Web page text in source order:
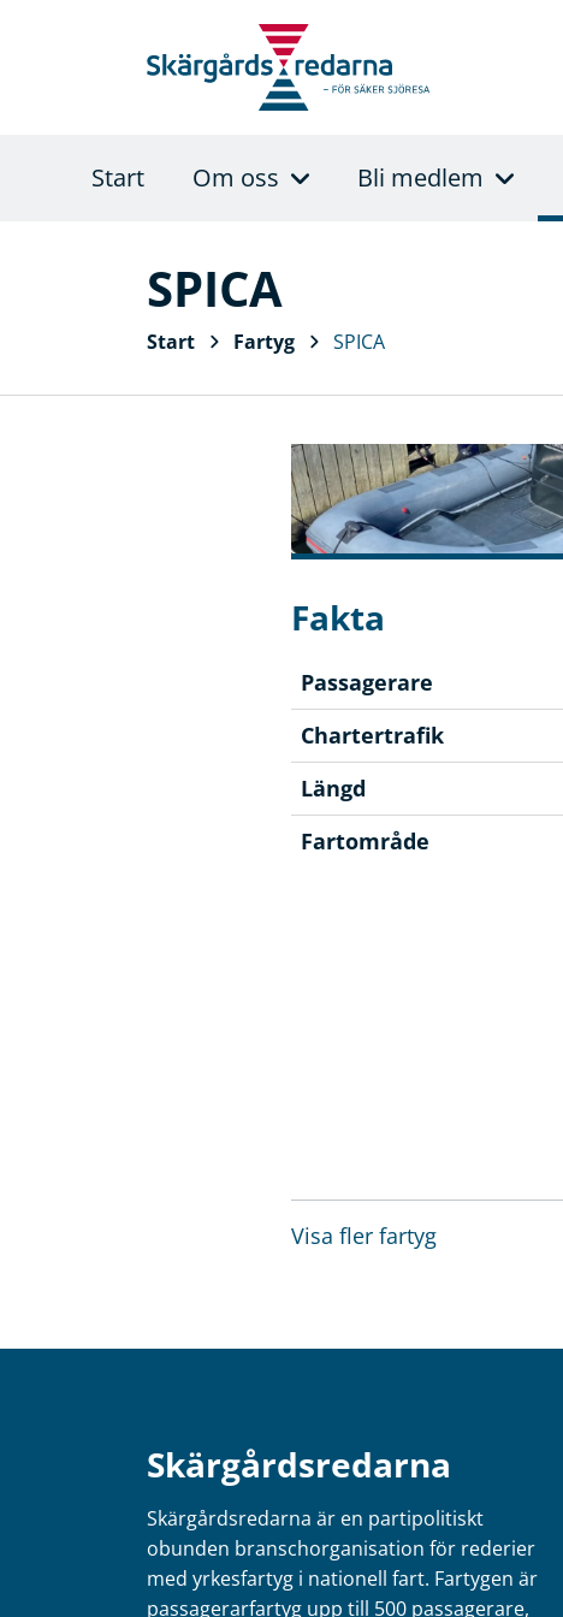
Start Om oss Bli medlem
SPICA
Start Fartyg SPICA
Fakta
Passagerare
Chartertrafik
Längd
Fartområde
Visa fler fartyg
Skärgårdsredarna
Skärgårdsredarna är en partipolitiskt
obunden branschorganisation för rederier
med yrkesfartyg i nationell fart. Fartygen är
passagerarfartyg upp till 500 passagerare,